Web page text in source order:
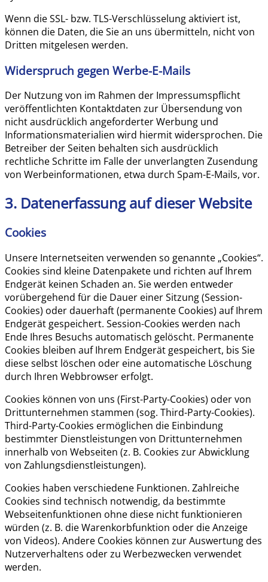
Wenn die SSL- bzw. TLS-Verschlüsselung aktiviert ist,
können die Daten, die Sie an uns übermitteln, nicht von
Dritten mitgelesen werden.
Widerspruch gegen Werbe-E-Mails
Der Nutzung von im Rahmen der Impressumspflicht
veröffentlichten Kontaktdaten zur Übersendung von
nicht ausdrücklich angeforderter Werbung und
Informationsmaterialien wird hiermit widersprochen. Die
Betreiber der Seiten behalten sich ausdrücklich
rechtliche Schritte im Falle der unverlangten Zusendung
von Werbeinformationen, etwa durch Spam-E-Mails, vor.
3. Datenerfassung auf dieser Website
Cookies
Unsere Internetseiten verwenden so genannte „Cookies“.
Cookies sind kleine Datenpakete und richten auf Ihrem
Endgerät keinen Schaden an. Sie werden entweder
vorübergehend für die Dauer einer Sitzung (Session-
Cookies) oder dauerhaft (permanente Cookies) auf Ihrem
Endgerät gespeichert. Session-Cookies werden nach
Ende Ihres Besuchs automatisch gelöscht. Permanente
Cookies bleiben auf Ihrem Endgerät gespeichert, bis Sie
diese selbst löschen oder eine automatische Löschung
durch Ihren Webbrowser erfolgt.
Cookies können von uns (First-Party-Cookies) oder von
Drittunternehmen stammen (sog. Third-Party-Cookies).
Third-Party-Cookies ermöglichen die Einbindung
bestimmter Dienstleistungen von Drittunternehmen
innerhalb von Webseiten (z. B. Cookies zur Abwicklung
von Zahlungsdienstleistungen).
Cookies haben verschiedene Funktionen. Zahlreiche
Cookies sind technisch notwendig, da bestimmte
Webseitenfunktionen ohne diese nicht funktionieren
würden (z. B. die Warenkorbfunktion oder die Anzeige
von Videos). Andere Cookies können zur Auswertung des
Nutzerverhaltens oder zu Werbezwecken verwendet
werden.